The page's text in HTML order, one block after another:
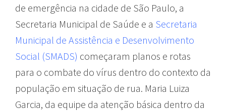
de emergência na cidade de São Paulo, a
Secretaria Municipal de Saúde e a Secretaria
Municipal de Assistência e Desenvolvimento
Social (SMADS) começaram planos e rotas
para o combate do vírus dentro do contexto da
população em situação de rua. Maria Luiza
Garcia, da equipe da atenção básica dentro da